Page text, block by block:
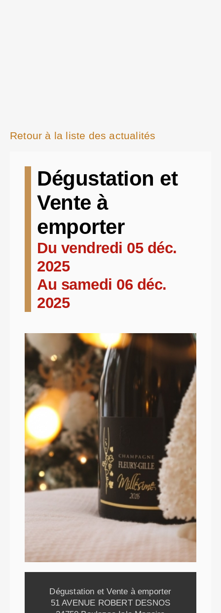
Retour à la liste des actualités
Dégustation et
Vente à
emporter
Du vendredi 05 déc.
2025
Au samedi 06 déc.
2025
Dégustation et Vente à emporter
51 AVENUE ROBERT DESNOS